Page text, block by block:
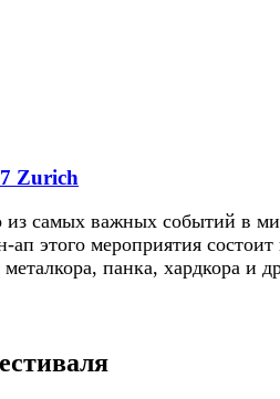
Zurich
самых важных событий в
ап этого мероприятия состоит
панка, хардкора и